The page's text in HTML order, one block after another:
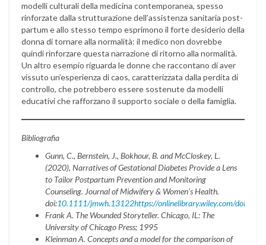
modelli culturali della medicina contemporanea, spesso
rinforzate dalla strutturazione dell’assistenza sanitaria post-
partum e allo stesso tempo esprimono il forte desiderio della
donna di tornare alla normalità: il medico non dovrebbe
quindi rinforzare questa narrazione di ritorno alla normalità.
Un altro esempio riguarda le donne che raccontano di aver
vissuto un’esperienza di caos, caratterizzata dalla perdita di
controllo, che potrebbero essere sostenute da modelli
educativi che rafforzano il supporto sociale o della famiglia.
Bibliografia
Gunn, C., Bernstein, J., Bokhour, B. and McCloskey, L.
(2020), Narratives of Gestational Diabetes Provide a Lens
to Tailor Postpartum Prevention and Monitoring
Counseling. Journal of Midwifery & Women’s Health.
doi:10.1111/jmwh.13122https://onlinelibrary.wiley.com/doi/
Frank A. The Wounded Storyteller. Chicago, IL: The
University of Chicago Press; 1995
Kleinman A. Concepts and a model for the comparison of